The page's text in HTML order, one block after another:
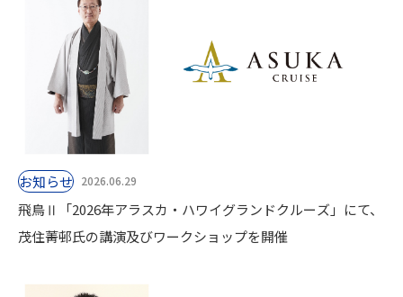
お知らせ 2026.06.29
飛鳥Ⅱ「2026年アラスカ・ハワイグランドクルーズ」にて、
茂住菁邨氏の講演及びワークショップを開催